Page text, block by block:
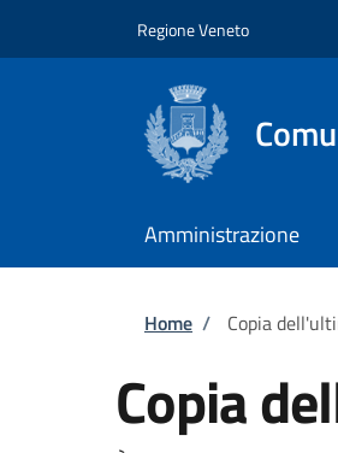
Regione Veneto
Amministrazione
Briciole
Home / Copia
Copia